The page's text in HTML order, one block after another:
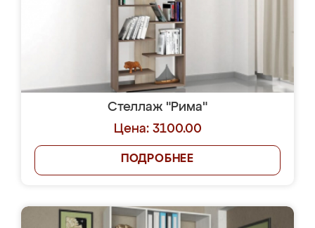
Стеллаж "Рима"
Цена: 3100.00
ПОДРОБНЕЕ